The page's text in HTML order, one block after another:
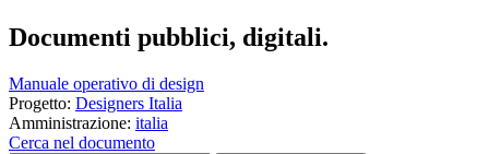
Documenti pubblici, digitali.
Manuale operativo di design
Progetto: Designers Italia
Amministrazione: italia
Cerca nel documento